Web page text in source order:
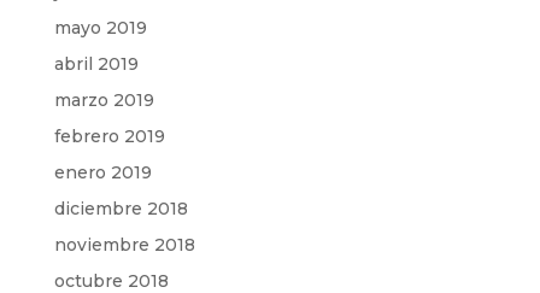
mayo 2019
abril 2019
marzo 2019
febrero 2019
enero 2019
diciembre 2018
noviembre 2018
octubre 2018